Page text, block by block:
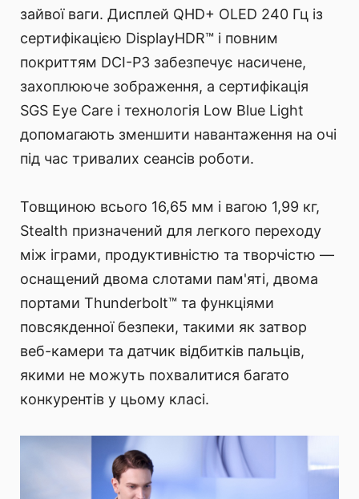
зайвої ваги. Дисплей QHD+ OLED 240 Гц із
сертифікацією DisplayHDR™ і повним
покриттям DCI-P3 забезпечує насичене,
захоплююче зображення, а сертифікація
SGS Eye Care і технологія Low Blue Light
допомагають зменшити навантаження на очі
під час тривалих сеансів роботи.
Товщиною всього 16,65 мм і вагою 1,99 кг,
Stealth призначений для легкого переходу
між іграми, продуктивністю та творчістю —
оснащений двома слотами пам'яті, двома
портами Thunderbolt™ та функціями
повсякденної безпеки, такими як затвор
веб-камери та датчик відбитків пальців,
якими не можуть похвалитися багато
конкурентів у цьому класі.